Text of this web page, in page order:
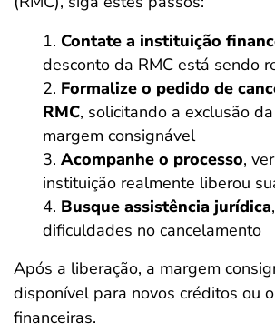
Contate a instituição
desconto da RMC está sendo
Formalize o pedido de
RMC, solicitando a exclusão
margem consignável
Acompanhe o processo,
instituição realmente liberou
Busque assistência jurídica
dificuldades no cancelamento
Após a liberação, a margem
disponível para novos créditos ou
financeiras.